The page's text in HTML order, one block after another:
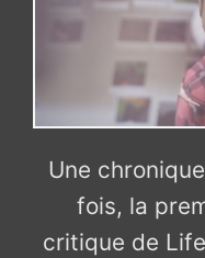
Une
fois, la
critique de